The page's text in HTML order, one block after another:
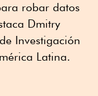
robar datos
Dmitry
Investigación
Latina.